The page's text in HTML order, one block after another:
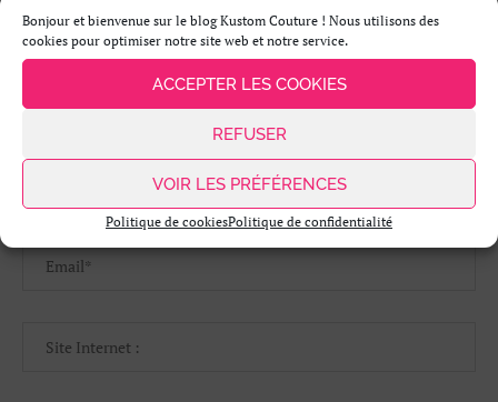
Bonjour et bienvenue sur le blog Kustom Couture ! Nous utilisons des
cookies pour optimiser notre site web et notre service.
ACCEPTER LES COOKIES
REFUSER
VOIR LES PRÉFÉRENCES
Politique de cookiesPolitique de confidentialité